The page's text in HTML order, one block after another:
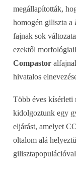
megállapították,
homogén giliszta a
fajnak sok
ezektől
Compastor
hivatalos
Több éves kísérleti
kidolgoztunk egy
eljárást, amelyet
oltalom alá